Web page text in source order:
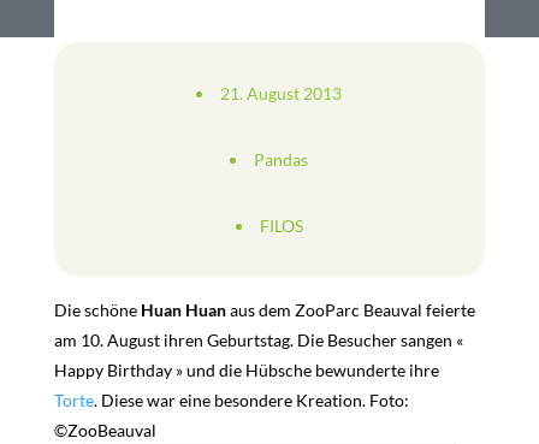
21. August 2013
Pandas
FILOS
Die schöne Huan Huanaus dem ZooParc Beauval feierte
am 10. August ihren Geburtstag. Die Besucher sangen «
Happy Birthday » und die Hübsche bewunderte ihre
Torte. Diese war eine besondere Kreation. Foto:
©ZooBeauval